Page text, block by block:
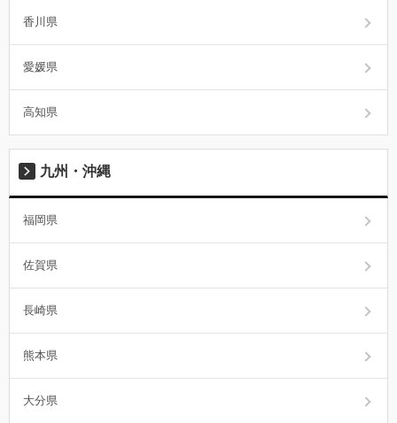
香川県
愛媛県
高知県
九州・沖縄
福岡県
佐賀県
長崎県
熊本県
大分県